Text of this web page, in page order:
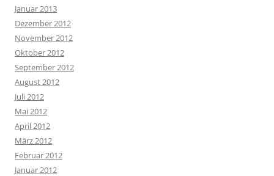
Januar 2013
Dezember 2012
November 2012
Oktober 2012
September 2012
August 2012
Juli 2012
Mai 2012
April 2012
März 2012
Februar 2012
Januar 2012